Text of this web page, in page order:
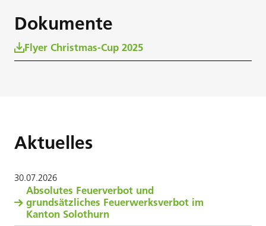
Dokumente
Flyer Christmas-Cup 2025
Aktuelles
30.07.2026
Absolutes Feuerverbot und
grundsätzliches Feuerwerksverbot im
Kanton Solothurn